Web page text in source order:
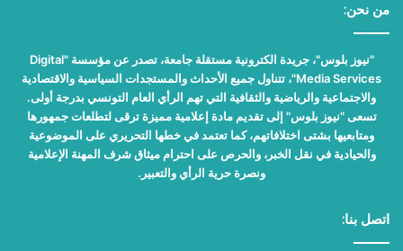
من نحن:
"نيوز بلوس"، جريدة الكترونية مستقلة جامعة، تصدر عن مؤسسة "Digital
Media Services"، تتناول جميع الأحداث والمستجدات السياسية والاقتصادية
والاجتماعية والرياضية والثقافية التي تهم الرأي العام التونسي بدرجة أولى.
تسعى "نيوز بلوس" إلى تقديم مادة إعلامية مميزة ترقى لتطلعات جمهورها
ومتابعيها بشتى اختلافاتهم، كما تعتمد في خطها التحريري على الموضوعية
والحيادية في نقل الخبر، والحرص على احترام ميثاق شرف المهنة الإعلامية
ونصرة حرية الرأي والتعبير.
اتصل بنا: